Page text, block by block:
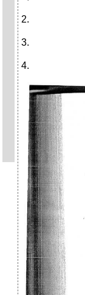
2.
3.
4.